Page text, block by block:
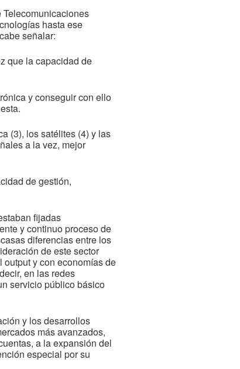
hasta ese
señalar:
que la capacidad de
y conseguir con ello
(3), los satélites (4) y las
a la vez, mejor
de gestión,
fijadas
y continuo proceso de
diferencias entre los
de este sector
y con economías de
en las redes
servicio público básico
y los desarrollos
más avanzados,
a la expansión del
especial por su